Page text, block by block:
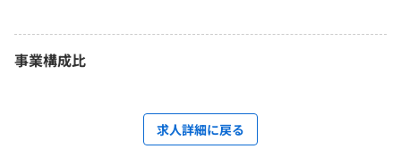
事業構成比
求人詳細に戻る